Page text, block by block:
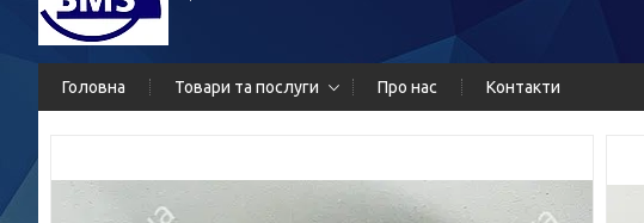
Головна Товари та послуги Про нас Контакти